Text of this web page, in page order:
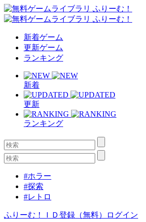
新着ゲーム
更新ゲーム
ランキング
新着
更新
ランキング
#ホラー
#探索
#レトロ
ふりーむ！ＩＤ登録（無料） ログイン